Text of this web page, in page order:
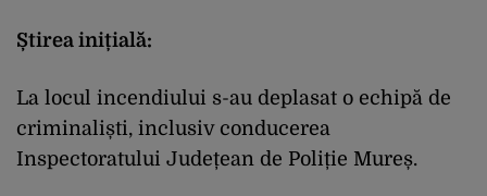
Știrea inițială:
La locul incendiului s-au deplasat o echipă de
criminaliști, inclusiv conducerea
Inspectoratului Județean de Poliție Mureș.